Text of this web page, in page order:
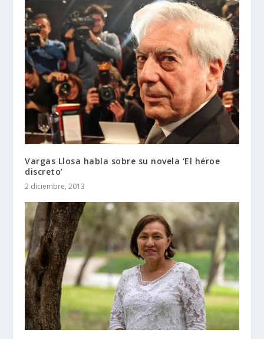
Vargas Llosa habla sobre su novela ‘El héroe
discreto’
2 diciembre, 2013